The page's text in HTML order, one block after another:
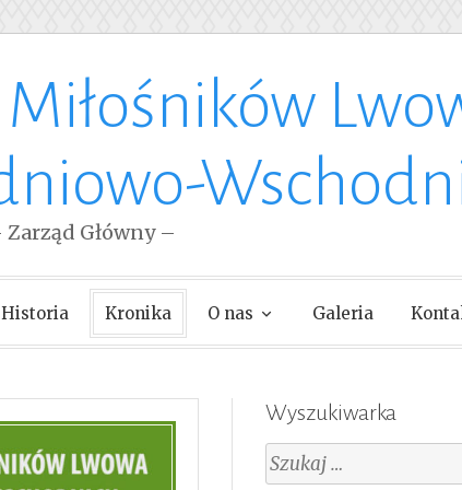
Zarząd Główny –
Historia Kronika O nas Galeria
Wyszukiwarka
Szukaj: